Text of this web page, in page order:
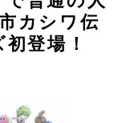
カシワ伝
登場！